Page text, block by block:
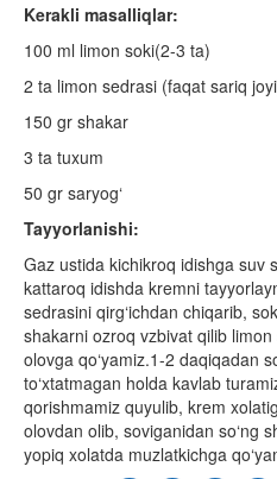
Kerakli masalliqlar:
100 ml limon soki(2-3 ta)
2 ta limon sedrasi (faqat sariq
150 gr shakar
3 ta tuxum
50 gr saryog‘
Tayyorlanishi:
Gaz ustida kichikroq idishga suv
kattaroq idishda kremni
sedrasini qirg‘ichdan chiqarib,
shakarni ozroq vzbivat qilib limon
olovga qo‘yamiz.1-2 daqiqadan
to‘xtatmagan holda kavlab
qorishmamiz quyulib, krem
olovdan olib, soviganidan so‘ng
yopiq xolatda muzlatkichga